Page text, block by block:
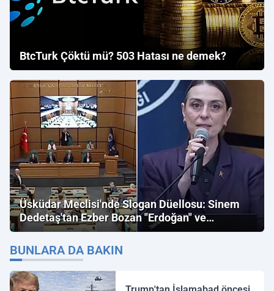
BtcTurk Çöktü mü? 503 Hatası ne demek?
Üsküdar Meclisi'nde Slogan Düellosu: Sinem
Dedetaş'tan Ezber Bozan "Erdoğan" ve
"İmamoğlu" Çıkışı!
BUNLARA DA BAKIN